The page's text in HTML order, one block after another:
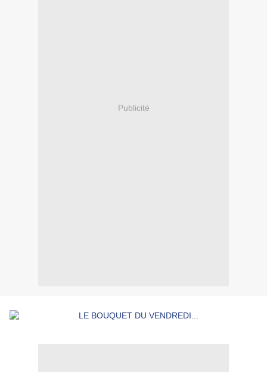
Publicité